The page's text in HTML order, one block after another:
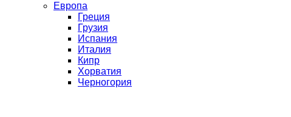
Европа
Греция
Грузия
Испания
Италия
Кипр
Хорватия
Черногория